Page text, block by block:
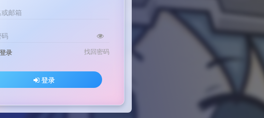
邮箱
录 找回密码
登录